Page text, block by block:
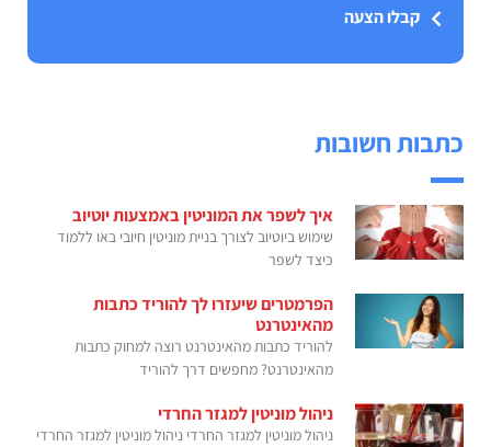
קבלו הצעה
כתבות חשובות
איך לשפר את המוניטין באמצעות יוטיוב
שימוש ביוטיוב לצורך בניית מוניטין חיובי באו ללמוד
כיצד לשפר
הפרמטרים שיעזרו לך להוריד כתבות
מהאינטרנט
להוריד כתבות מהאינטרנט רוצה למחוק כתבות
מהאינטרנט? מחפשים דרך להוריד
ניהול מוניטין למגזר החרדי
ניהול מוניטין למגזר החרדי ניהול מוניטין למגזר החרדי